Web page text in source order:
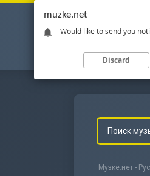
Музке.нет -
muzke.net
Would like to send you
Discard